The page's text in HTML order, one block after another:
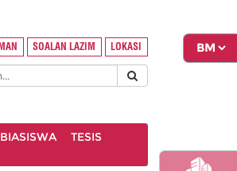
SOALAN LAZIM LOKASI
TESIS